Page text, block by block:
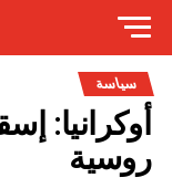
سياسة
روسية